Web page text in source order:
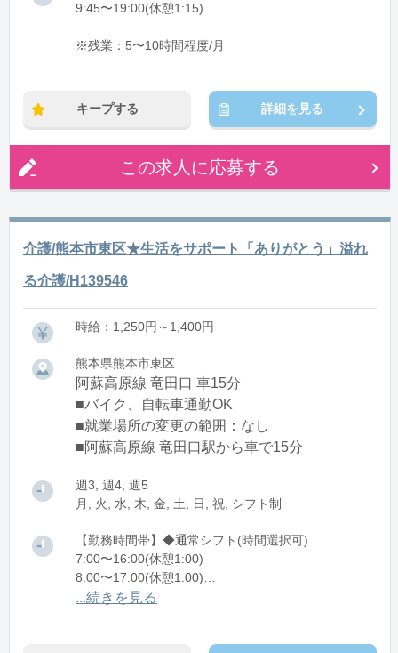
9:45〜19:00(休憩1:15)
※残業：5〜10時間程度/月
キープする 詳細を見る
この求人に応募する
介護/熊本市東区★生活をサポート「ありがとう」溢れ
る介護/H139546
時給：1,250円～1,400円
熊本県熊本市東区
阿蘇高原線 竜田口 車15分
■バイク、自転車通勤OK
■就業場所の変更の範囲：なし
■阿蘇高原線 竜田口駅から車で15分
週3, 週4, 週5
月, 火, 水, 木, 金, 土, 日, 祝, シフト制
【勤務時間帯】◆通常シフト(時間選択可)
7:00〜16:00(休憩1:00)
8:00〜17:00(休憩1:00)
12:00〜21:00(休憩1:00)
...続きを見る